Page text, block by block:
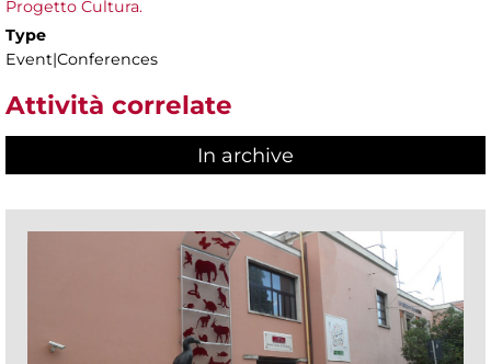
Progetto Cultura.
Type
Event|Conferences
Attività correlate
In archive